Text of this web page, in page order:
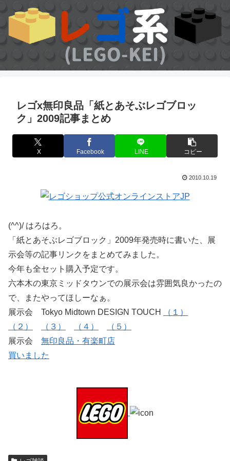
レゴx無印良品「紙とあそぶレゴブロッ
ク」2009記事まとめ
X Facebook LINE コピー
2010.10.19
(^^)/ はろはろ。
「紙とあそぶレゴブロック」2009年発売時に書いた、展
示会等の記事リンクをまとめてみました。
今年も全セット購入予定です。
六本木の東京ミッドタウンでの展示会は雰囲気良かったの
で、またやってほしーなぁ。
展示会 Tokyo Midtown DESIGN TOUCH
（１）
（２）
（３） （４）
（５）
展示会 無印良品・有楽町店
買いました